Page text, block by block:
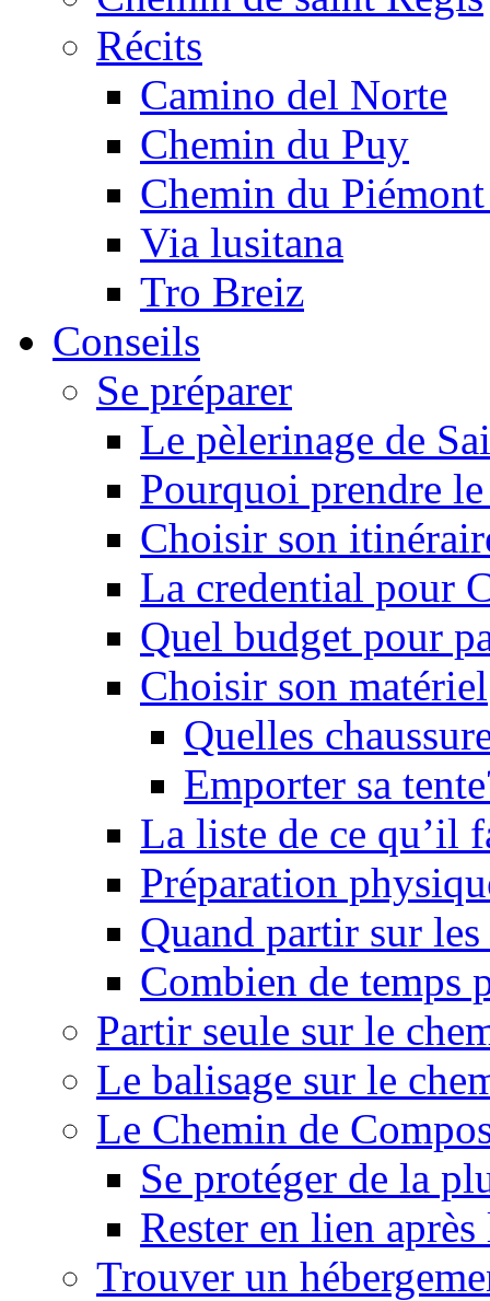
Récits
Camino del Norte
Chemin du Puy
Chemin du
Via lusitana
Tro Breiz
Conseils
Se préparer
Le pèlerinage de
Pourquoi prendre
Choisir son
La credential pour
Quel budget pour
Choisir son matériel
Quelles
Emporter sa
La liste de ce qu’il
Préparation
Quand partir sur
Combien de
Partir seule sur le
Le balisage sur le
Le Chemin de
Se protéger de la
Rester en lien
Trouver un